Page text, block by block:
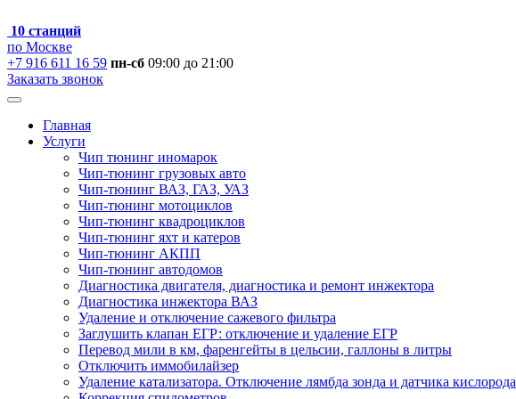
10 станций
по Москве
+7 916 611 16 59 пн-сб 09:00 до 21:00
Заказать звонок
Главная
Услуги
Чип тюнинг иномарок
Чип-тюнинг грузовых авто
Чип-тюнинг ВАЗ, ГАЗ, УАЗ
Чип-тюнинг мотоциклов
Чип-тюнинг квадроциклов
Чип-тюнинг яхт и катеров
Чип-тюнинг АКПП
Чип-тюнинг автодомов
Диагностика двигателя, диагностика и ремонт инжектора
Диагностика инжектора ВАЗ
Удаление и отключение сажевого фильтра
Заглушить клапан ЕГР: отключение и удаление ЕГР
Перевод мили в км, фаренгейты в цельсии, галлоны в литры
Отключить иммобилайзер
Удаление катализатора. Отключение лямбда зонда и датчика кислорода